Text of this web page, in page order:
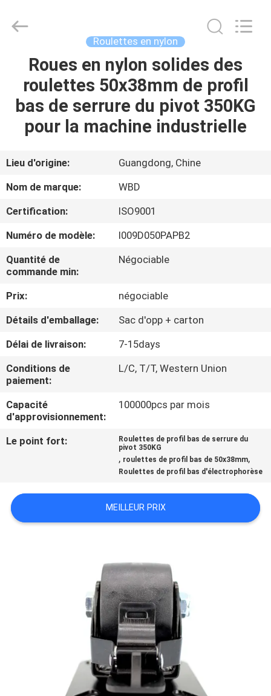
MAISON
PRODUITS
VIDÉOS
AU
DE
NOUS
VISITE
D'USINE
CONTRÔLE
DE
QUALITÉ
CONTACTEZ-
NOUS
UNE
CITATION
Metal
Roulettes en nylon
Roues en nylon solides des
roulettes 50x38mm de profil
bas de serrure du pivot 350KG
pour la machine industrielle
Lieu d'origine:
Guangdong, Chine
Nom de marque:
WBD
Certification:
ISO9001
Numéro de modèle:
I009D050PAPB2
Quantité de
commande min:
Négociable
Prix:
négociable
Détails d'emballage:
Sac d'opp + carton
Délai de livraison:
7-15days
Conditions de
paiement:
L/C, T/T, Western Union
Capacité
d'approvisionnement:
100000pcs par mois
Le point fort:
Roulettes de profil bas de serrure du
pivot 350KG
, roulettes de profil bas de 50x38mm,
Roulettes de profil bas d'électrophorèse
MEILLEUR PRIX